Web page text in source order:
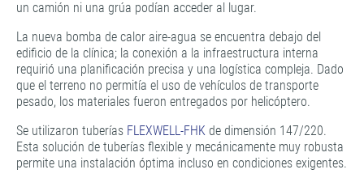
un camión ni una grúa podían acceder al lugar.
La nueva bomba de calor aire-agua se encuentra debajo del
edificio de la clínica; la conexión a la infraestructura interna
requirió una planificación precisa y una logística compleja. Dado
que el terreno no permitía el uso de vehículos de transporte
pesado, los materiales fueron entregados por helicóptero.
Se utilizaron tuberías FLEXWELL-FHK de dimensión 147/220.
Esta solución de tuberías flexible y mecánicamente muy robusta
permite una instalación óptima incluso en condiciones exigentes.